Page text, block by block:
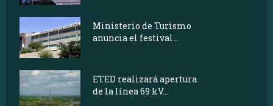
Ministerio de Turismo
anuncia el festival...
ETED realizará apertura
de la línea 69 kV...